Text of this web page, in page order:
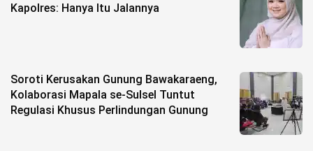
Kapolres: Hanya Itu Jalannya
Soroti Kerusakan Gunung Bawakaraeng,
Kolaborasi Mapala se-Sulsel Tuntut
Regulasi Khusus Perlindungan Gunung